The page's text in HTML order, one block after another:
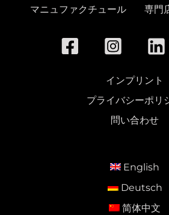
マニュファクチュール
専門
インプリント
プライバシーポリ
問い合わせ
English
Deutsch
简体中文